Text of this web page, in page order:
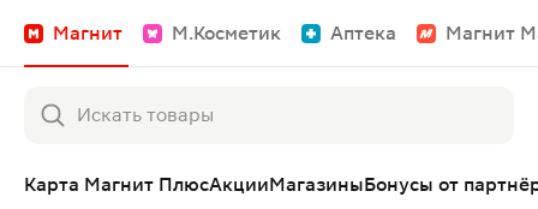
Магнит М.Косметик Аптека Магнит
Карта Магнит ПлюсАкцииМагазиныБонусы от